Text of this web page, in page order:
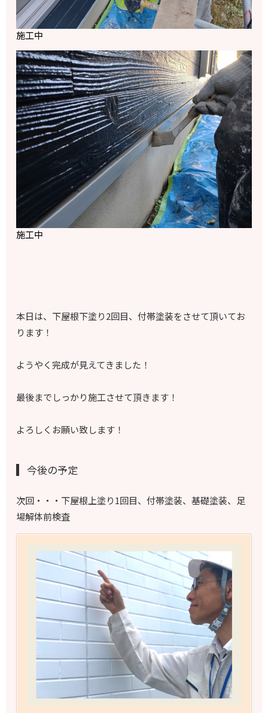
施工中
施工中
本日は、下屋根下塗り2回目、付帯塗装をさせて頂いてお
ります！
ようやく完成が見えてきました！
最後までしっかり施工させて頂きます！
よろしくお願い致します！
今後の予定
次回・・・下屋根上塗り1回目、付帯塗装、基礎塗装、足
場解体前検査